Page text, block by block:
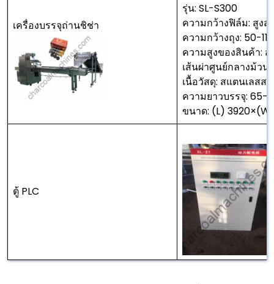
เครื่องบรรจุถ่านชิช่า
รุ่น: SL-S300
ความกว้างฟิล์ม: สูงสุ
ความกว้างถุง: 50-
ความสูงของสินค้า:
เส้นผ่าศูนย์กลางม้วน
เนื้อวัสดุ: สแตนเลสส
ความยาวบรรจุ: 65-
ขนาด: (L)
ตู้ PLC